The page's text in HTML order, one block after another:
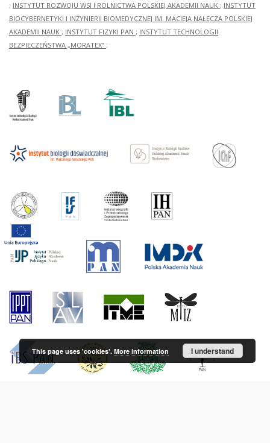
; INSTYTUT ROZWOJU WSI I ROLNICTWA POLSKIEJ AKADEMII NAUK ; INSTYTUT
BIOCYBERNETYKI I INŻYNIERII BIOMEDYCZNEJ IM. MACIEJA NAŁĘCZA POLSKIEJ
AKADEMII NAUK ; INSTYTUT FIZYKI PAN ; INSTYTUT TECHNOLOGII
BEZPIECZEŃSTWA „MORATEX” ;
This page uses 'cookies'. More information I understand